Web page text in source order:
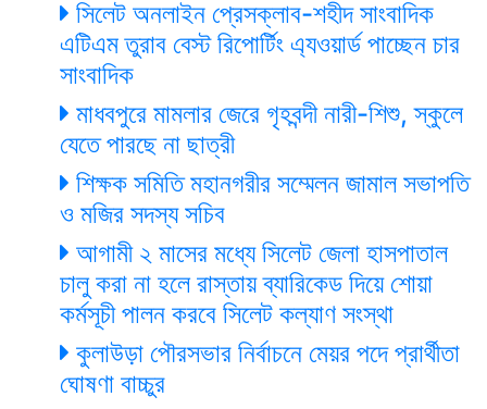
সিলেট অনলাইন প্রেসক্লাব-শহীদ সাংবাদিক
এটিএম তুরাব বেস্ট রিপোর্টিং এ্যওয়ার্ড পাচ্ছেন চার
সাংবাদিক
মাধবপুরে মামলার জেরে গৃহবন্দী নারী-শিশু, স্কুলে
যেতে পারছে না ছাত্রী
শিক্ষক সমিতি মহানগরীর সম্মেলন জামাল সভাপতি
ও মজির সদস্য সচিব
আগামী ২ মাসের মধ্যে সিলেট জেলা হাসপাতাল
চালু করা না হলে রাস্তায় ব্যারিকেড দিয়ে শোয়া
কর্মসূচী পালন করবে সিলেট কল্যাণ সংস্থা
কুলাউড়া পৌরসভার নির্বাচনে মেয়র পদে প্রার্থীতা
ঘোষণা বাচ্চুর